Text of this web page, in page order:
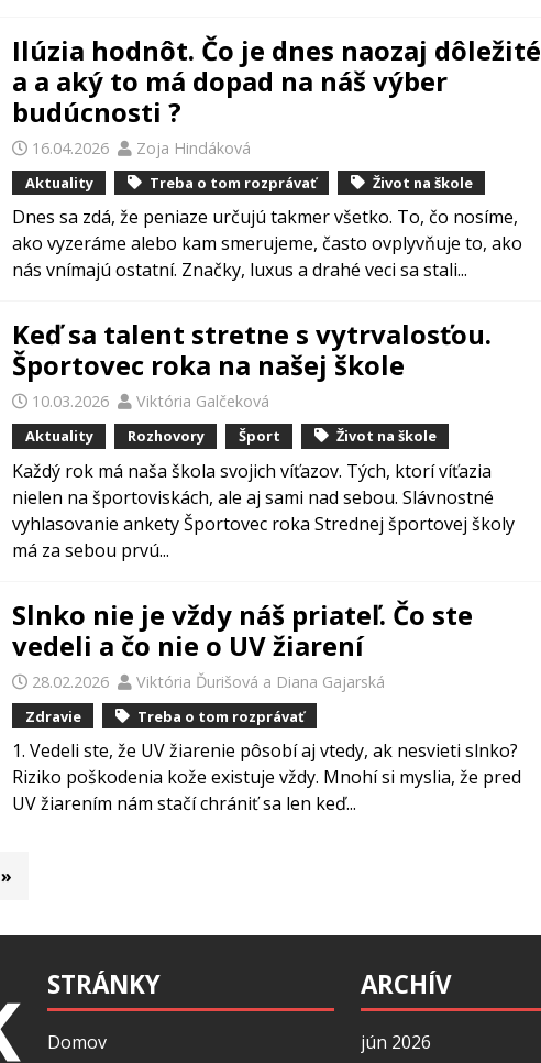
Ilúzia hodnôt. Čo je dnes naozaj dôležité
a a aký to má dopad na náš výber
budúcnosti ?
16.04.2026 Zoja Hindáková
Aktuality Treba o tom rozprávať Život na škole
Dnes sa zdá, že peniaze určujú takmer všetko. To, čo nosíme,
ako vyzeráme alebo kam smerujeme, často ovplyvňuje to, ako
nás vnímajú ostatní. Značky, luxus a drahé veci sa stali...
Keď sa talent stretne s vytrvalosťou.
Športovec roka na našej škole
10.03.2026 Viktória Galčeková
Aktuality Rozhovory Šport Život na škole
Každý rok má naša škola svojich víťazov. Tých, ktorí víťazia
nielen na športoviskách, ale aj sami nad sebou. Slávnostné
vyhlasovanie ankety Športovec roka Strednej športovej školy
má za sebou prvú...
Slnko nie je vždy náš priateľ. Čo ste
vedeli a čo nie o UV žiarení
28.02.2026 Viktória Ďurišová a Diana Gajarská
Zdravie Treba o tom rozprávať
1. Vedeli ste, že UV žiarenie pôsobí aj vtedy, ak nesvieti slnko?
Riziko poškodenia kože existuje vždy. Mnohí si myslia, že pred
UV žiarením nám stačí chrániť sa len keď...
»
STRÁNKY
Domov
ARCHÍV
jún 2026